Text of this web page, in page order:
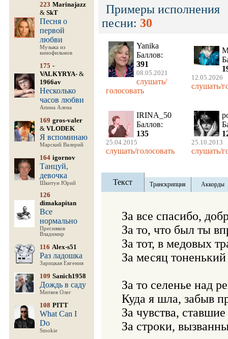
223 Marinajazz
& SkT
Песня о
первой
любви
Музыка из
кинофильмов
175 -
VALKYRYA- &
1966av
Несколько
часов любви
Апина Алена
169 gros-valer
& VLODEK
Я вспоминаю
Марский Валерий
164 igornov
Танцуй,
девочка
Шкитун Юрий
126
dimakapitan
Все
нормально
Пресняков
Владимир
116 Alex-s51
Раз ладошка
Зарицкая Евгения
109 Sanich1958
Дождь в саду
Митяев Олег
108 PITT
What Can I
Do
Smokie
Примеры исполнения
песни: 30
Yanika
Баллов:
391
08.05.2021
слушать/
голосовать
12.05.2026
слушать/
IRINA_50
Баллов:
135
25.04.2015
слушать/голосовать
25.10.2013
слушать/
Текст Транскрипция Аккорды
За все спасибо,
За то, что был ты
За тот, в медовых
За месяц
За то селенье над
Куда я шла, забыв
За чувства,
За строки,